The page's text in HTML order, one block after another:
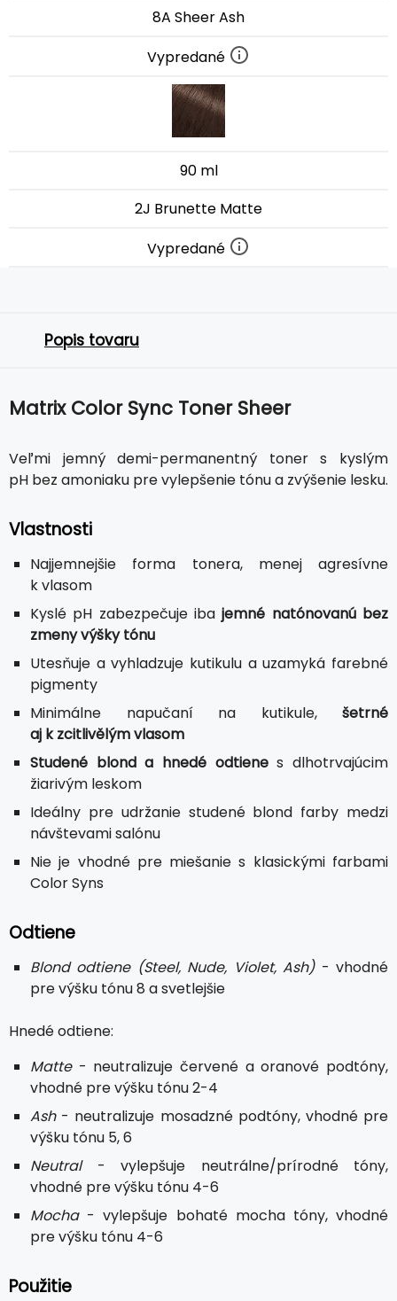
8A Sheer Ash
Vypredané
90 ml
2J Brunette Matte
Vypredané
Popis tovaru
Matrix Color Sync Toner Sheer
Veľmi jemný demi-permanentný toner s kyslým
pH bez amoniaku pre vylepšenie tónu a zvýšenie lesku.
Vlastnosti
Najjemnejšie forma tonera, menej agresívne
k vlasom
Kyslé pH zabezpečuje ibajemné natónovanú bez
zmeny výšky tónu
Utesňuje a vyhladzuje kutikulu a uzamyká farebné
pigmenty
Minimálne napučaní na kutikule, šetrné
aj k zcitlivělým vlasom
Studené blond a hnedé odtienes dlhotrvajúcim
žiarivým leskom
Ideálny pre udržanie studené blond farby medzi
návštevami salónu
Nie je vhodné pre miešanie s klasickými farbami
Color Syns
Odtiene
Blond odtiene (Steel, Nude, Violet, Ash)- vhodné
pre výšku tónu 8 a svetlejšie
Hnedé odtiene:
Matte- neutralizuje červené a oranové podtóny,
vhodné pre výšku tónu 2-4
Ash- neutralizuje mosadzné podtóny, vhodné pre
výšku tónu 5, 6
Neutral- vylepšuje neutrálne/prírodné tóny,
vhodné pre výšku tónu 4-6
Mocha- vylepšuje bohaté mocha tóny, vhodné
pre výšku tónu 4-6
Použitie